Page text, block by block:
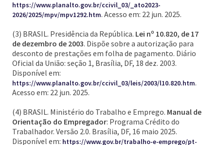
https://www.planalto.gov.br/ccivil_03/_ato2023-
2026/2025/mpv/mpv1292.htm. Acesso em: 22 jun. 2025.
(3) BRASIL. Presidência da República. Lei nº 10.820, de 17
de dezembro de 2003. Dispõe sobre a autorização para
desconto de prestações em folha de pagamento. Diário
Oficial da União: seção 1, Brasília, DF, 18 dez. 2003.
Disponível em:
https://www.planalto.gov.br/ccivil_03/leis/2003/l10.820.htm.
Acesso em: 22 jun. 2025.
(4) BRASIL. Ministério do Trabalho e Emprego. Manual de
Orientação do Empregador: Programa Crédito do
Trabalhador. Versão 2.0. Brasília, DF, 16 maio 2025.
Disponível em: https://www.gov.br/trabalho-e-emprego/pt-